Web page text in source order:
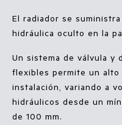
El radiador se
hidráulica oculto en la
Un sistema de válvula y
flexibles permite un
instalación, variando a
hidráulicos desde un
de 100 mm.